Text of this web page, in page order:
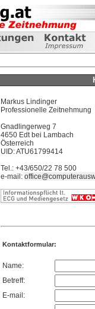
Markus Lindinger
Professionelle Zeitnehmung
Gnadlingerweg 7
4650 Edt bei Lambach
Österreich
UID: ATU61799414
Tel.: +43/650/22 78 500
e-mail:
Kontaktformular:
Name:
Betreff:
E-mail: